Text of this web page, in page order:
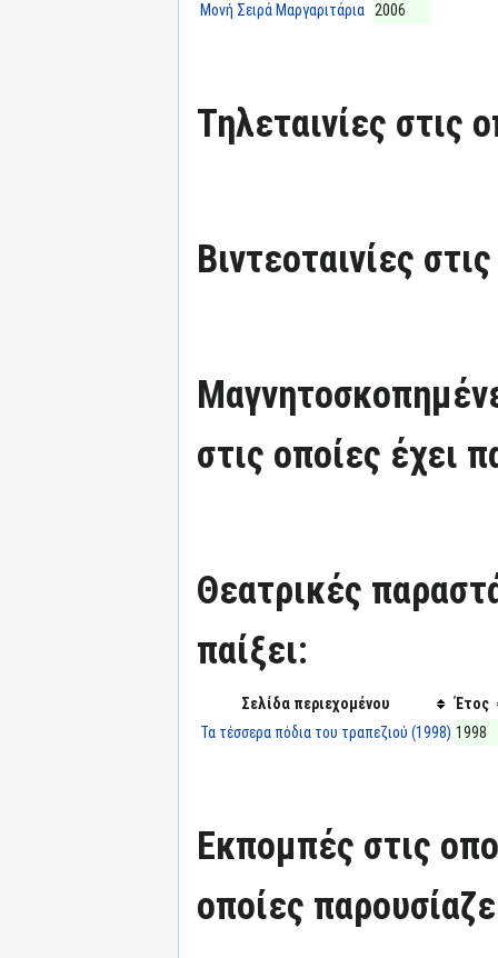
Μονή Σειρά Μαργαριτάρια
2006
Τηλεταινίες στις
Βιντεοταινίες
στις οποίες έχει
Θεατρικές
παίξει:
Σελίδα περιεχομένου
Έτος
Τα τέσσερα πόδια του τραπεζιού (1998) 1998
Εκπομπές στις
οποίες